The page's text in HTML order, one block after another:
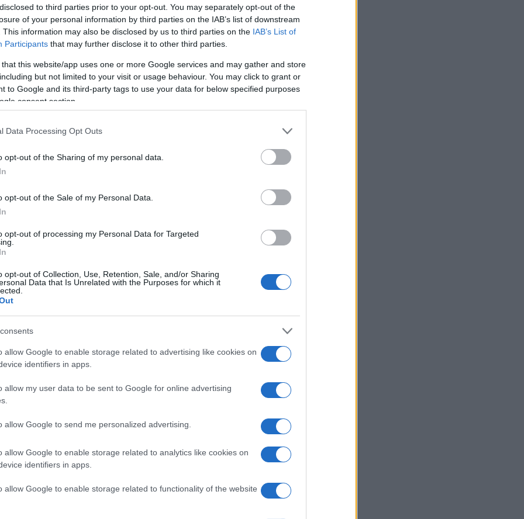
to third parties prior to your opt-out. You may separately opt-out of the
of your personal information by third parties on the IAB’s list of downstream
This information may also be disclosed by us to third parties on the IAB’s List of
Participants that may further disclose it to other third parties.
that this website/app uses one or more Google services and may gather and store
but not limited to your visit or usage behaviour. You may click to grant or
to Google and its third-party tags to use your data for below specified purposes
consent section.
Data Processing Opt Outs
opt-out of the Sharing of my personal data.
opt-out of the Sale of my Personal Data.
opt-out of processing my Personal Data for Targeted
opt-out of Collection, Use, Retention, Sale, and/or Sharing
Data that Is Unrelated with the Purposes for which it
allow Google to enable storage related to advertising like cookies on
identifiers in apps.
allow my user data to be sent to Google for online advertising
allow Google to send me personalized advertising.
allow Google to enable storage related to analytics like cookies on
identifiers in apps.
allow Google to enable storage related to functionality of the website
5-2-2016 κατάκοποι από το ταξίδι
προσκύνημα στην Αγ. Φωτεινή που ήταν
πάλι πίσω για την πρόβα μας καθότι
μεγάλες… Μετά από λίγη ξεκούραση
εκκλησία του Αγ. Βουκόλου. Ο χώρος
εκκλησία δίχως αγιογραφίες, με έκδηλα
του τουρκικού κράτους. Και όμως….
βάλτε τις καμπάνες».. Καμπάνες
ηχογραφημένος…. Τότε ακριβώς
σύμβολα και εκείνη τη στιγμή αφίχθηκε ο
αφού προσκύνησε και κάθισε στο θρόνο,
καθώς άνοιγαν οι πόρτες και μπήκε μέσα
Παναγίας της Παραμυθίας, αφιέρωση-
μπήκε μέσα και έλαμψε όλη η εκκλησιά
σε όλο το χώρο… Και μέσα εμείς
του εσπερινού από την ομάδα του
Γιακουμάκη κι απέξω να ακούμε τον
ομόθρησκούς του.